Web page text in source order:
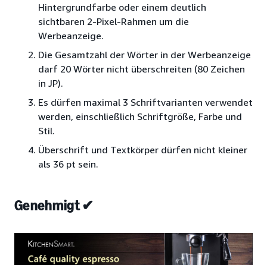
Hintergrundfarbe oder einem deutlich
sichtbaren 2-Pixel-Rahmen um die
Werbeanzeige.
Die Gesamtzahl der Wörter in der Werbeanzeige
darf 20 Wörter nicht überschreiten (80 Zeichen
in JP).
Es dürfen maximal 3 Schriftvarianten verwendet
werden, einschließlich Schriftgröße, Farbe und
Stil.
Überschrift und Textkörper dürfen nicht kleiner
als 36 pt sein.
Genehmigt ✔